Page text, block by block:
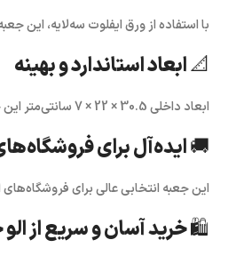
با استفاده از ورق ایفلوت سه‌لایه، این
📐 ابعاد استاندارد و بهینه
ابعاد داخلی30.5 × 22 × 7 سانتی‌متر این
🚚 ایده‌آل برای
این جعبه انتخابی عالی برای فروشگاه‌های
🛍️ خرید آسان و سریع از